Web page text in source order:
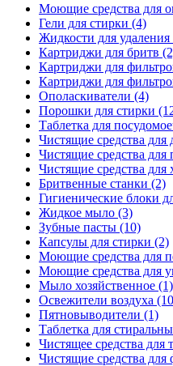
Моющие средства для
Гели для стирки (4)
Жидкости для
Картриджи для бритв
Картриджи для
Картриджи для
Ополаскиватели (4)
Порошки для стирки
Таблетка для
Чистящие средства для
Чистящие средства для
Чистящие средства для
Бритвенные станки (2)
Гигиенические блоки
Жидкое мыло (3)
Зубные пасты (10)
Капсулы для стирки (2)
Моющие средства для
Моющие средства для
Мыло хозяйственное (1)
Освежители воздуха
Пятновыводители (1)
Таблетка для
Чистящее средства для
Чистящие средства